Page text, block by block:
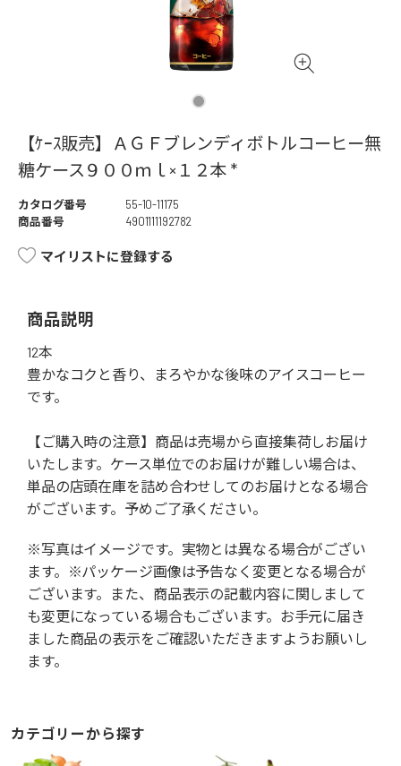
【ｹｰｽ販売】ＡＧＦブレンディボトルコーヒー無
糖ケース９００ｍｌ×１２本 *
カタログ番号
55-10-11175
商品番号
4901111192782
マイリストに登録する
商品説明
12本
豊かなコクと香り、まろやかな後味のアイスコーヒー
です。
【ご購入時の注意】商品は売場から直接集荷しお届け
いたします。ケース単位でのお届けが難しい場合は、
単品の店頭在庫を詰め合わせしてのお届けとなる場合
がございます。予めご了承ください。
※写真はイメージです。実物とは異なる場合がござい
ます。※パッケージ画像は予告なく変更となる場合が
ございます。また、商品表示の記載内容に関しまして
も変更になっている場合もございます。お手元に届き
ました商品の表示をご確認いただきますようお願いし
ます。
カテゴリーから探す